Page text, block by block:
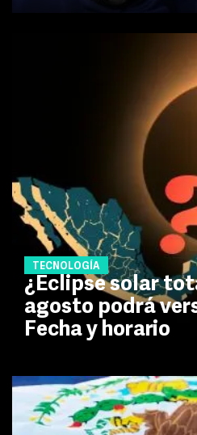
TECNOLOGÍA
¿Eclipse solar
agosto podrá
Fecha y horario